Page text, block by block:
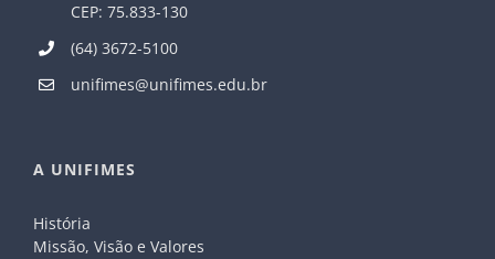
CEP: 75.833-130
(64) 3672-5100
unifimes@unifimes.edu.br
A UNIFIMES
História
Missão, Visão e Valores